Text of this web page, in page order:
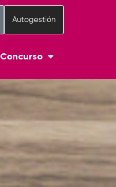
Autogestión
Concurso